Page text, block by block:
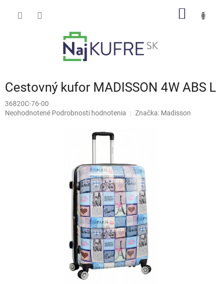
Cestovný kufor MADISSON 4W ABS L
36820C-76-00
Priemerné
Neohodnotené Podrobnosti hodnotenia Značka: Madisson